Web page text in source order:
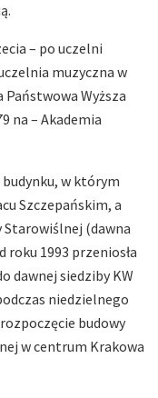
– po uczelni
muzyczna w
Państwowa Wyższa
na – Akademia
budynku, w którym
Szczepańskim, a
Starowiślnej (dawna
1993 przeniosła
dawnej siedziby KW
niedzielnego
budowy
w centrum Krakowa